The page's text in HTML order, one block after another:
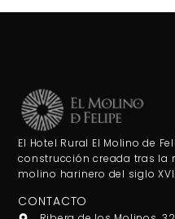
El Hotel Rural El Molino de
construcción creada tras la
molino harinero del siglo XVI.
CONTACTO